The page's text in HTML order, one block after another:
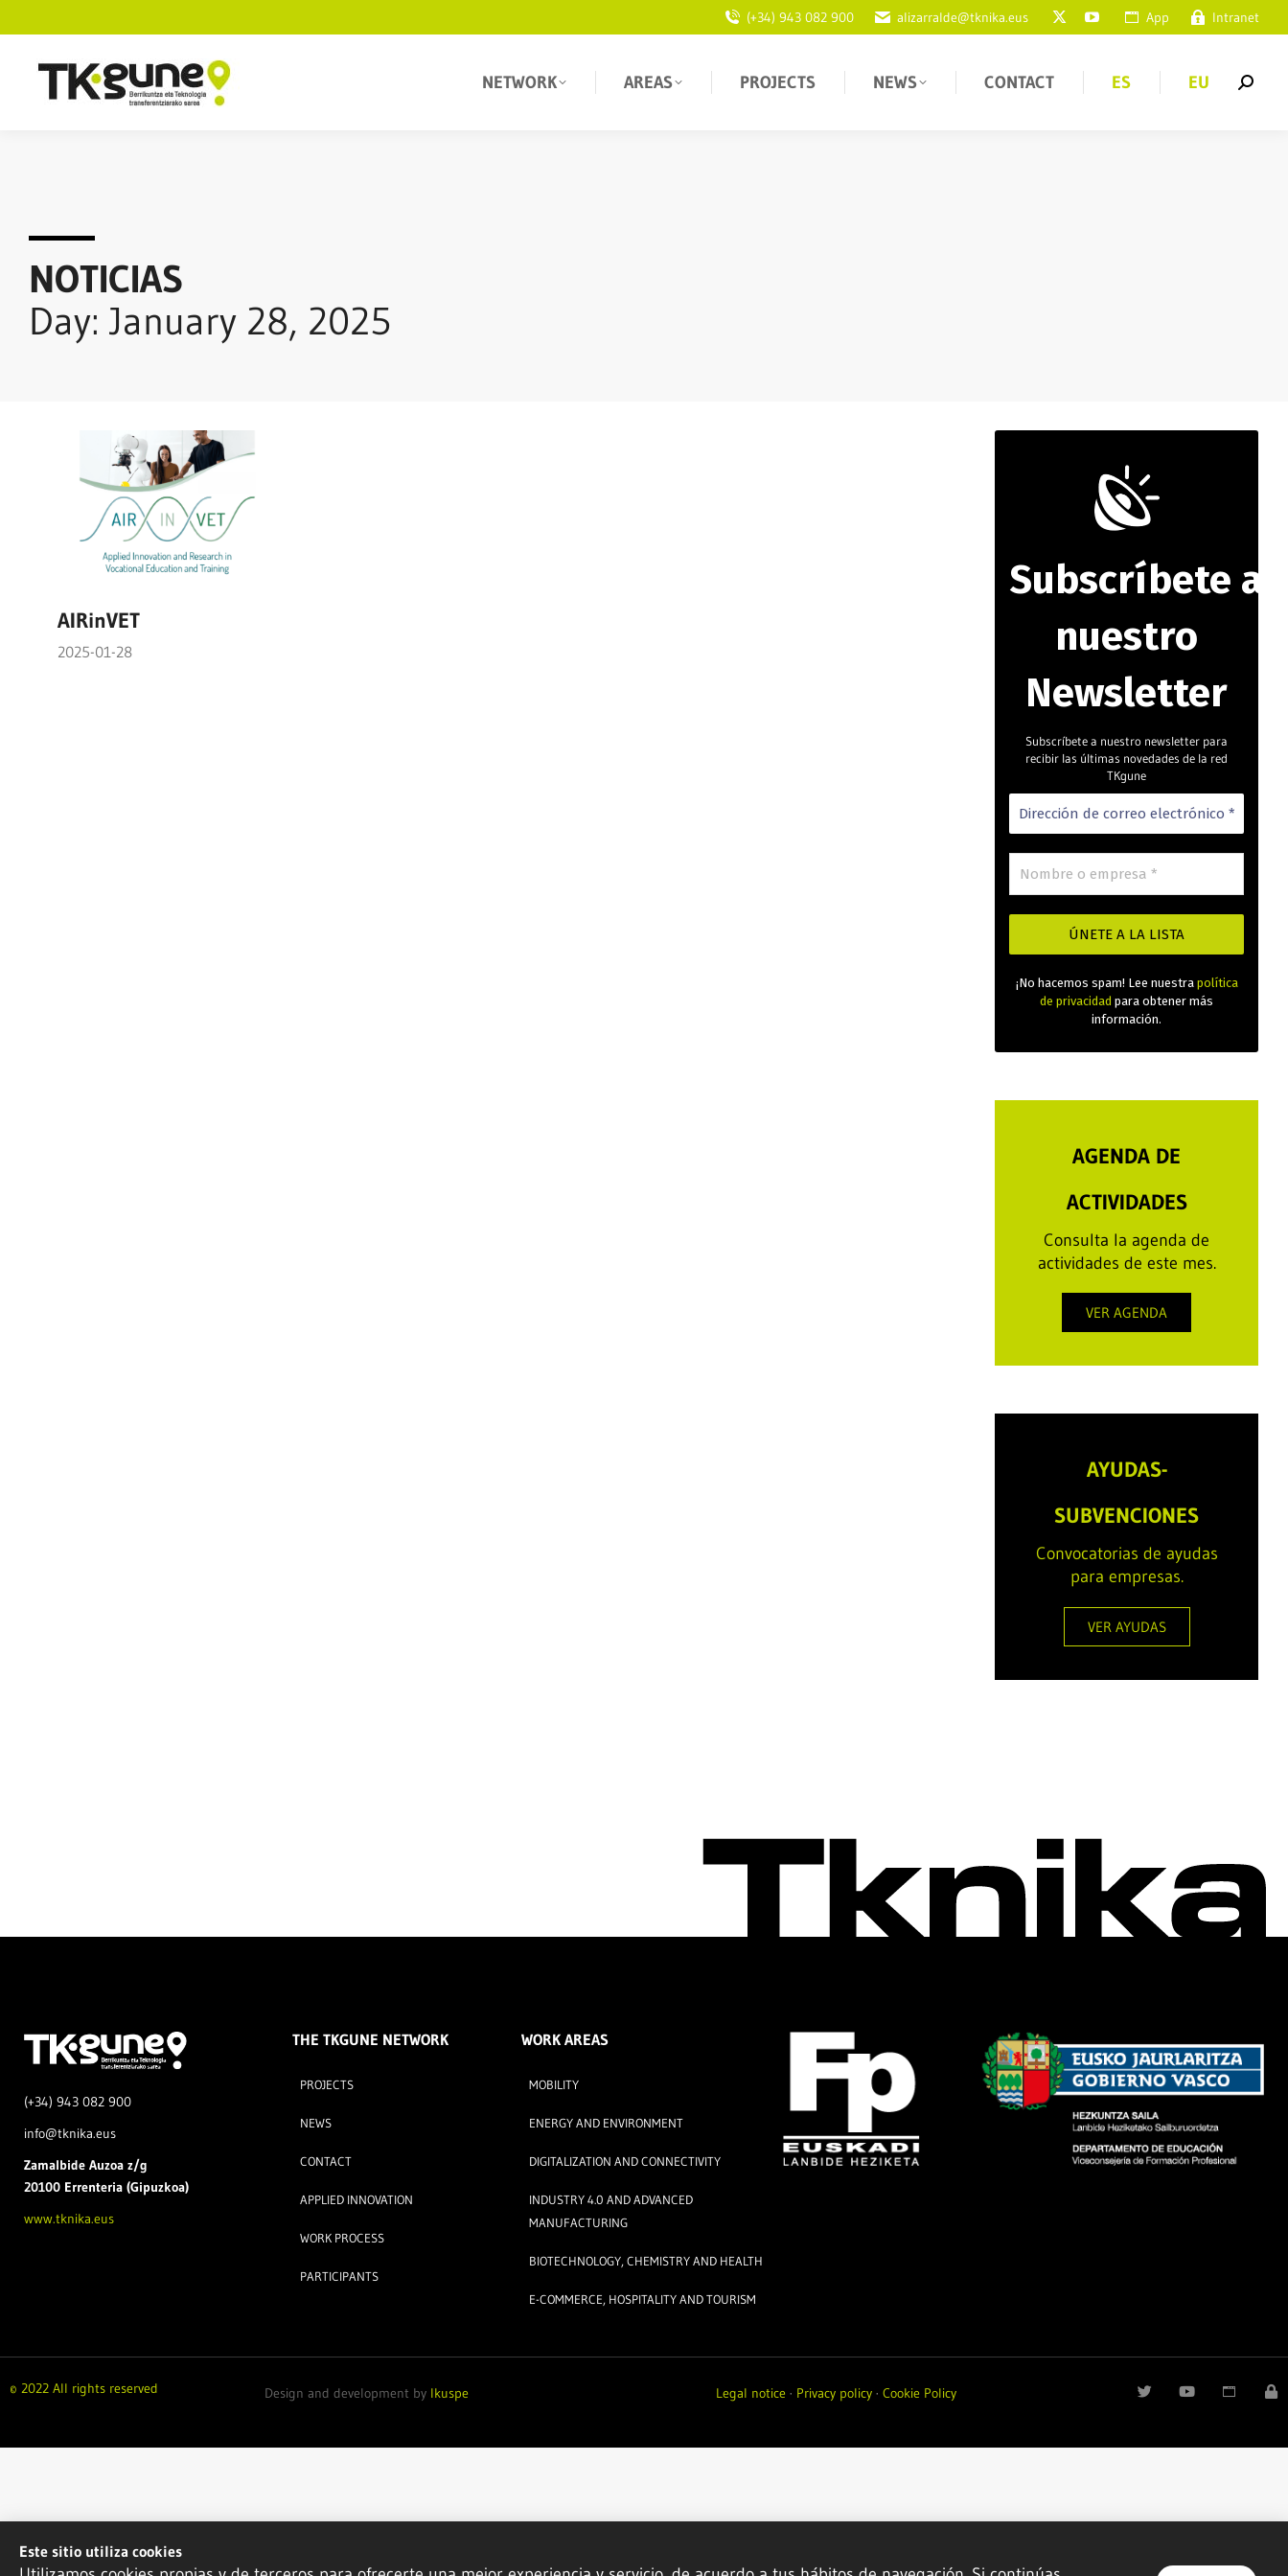
(+34) 943 082 900 alizarralde@tknika.eus App Intranet
NETWORK AREAS PROJECTS NEWS CONTACT ES EU
NOTICIAS
Day: January 28, 2025
AIRinVET
2025-01-28
Subscríbete a
nuestro
Newsletter
Subscríbete a nuestro newsletter para
recibir las últimas novedades de la red
TKgune
¡No hacemos spam! Lee nuestra política
de privacidad para obtener más
información.
AGENDA DE
ACTIVIDADES
Consulta la agenda de
actividades de este mes.
VER AGENDA
AYUDAS-
SUBVENCIONES
Convocatorias de ayudas
para empresas.
VER AYUDAS
(+34) 943 082 900
info@tknika.eus
Zamalbide Auzoa z/g
20100 Errenteria (Gipuzkoa)
www.tknika.eus
THE TKGUNE NETWORK
PROJECTS
NEWS
CONTACT
APPLIED INNOVATION
WORK PROCESS
PARTICIPANTS
WORK AREAS
MOBILITY
ENERGY AND ENVIRONMENT
DIGITALIZATION AND CONNECTIVITY
INDUSTRY 4.0 AND ADVANCED
MANUFACTURING
BIOTECHNOLOGY, CHEMISTRY AND HEALTH
E-COMMERCE, HOSPITALITY AND TOURISM
© 2022 All rights reserved Design and development by Ikuspe Legal notice · Privacy policy· Cookie Policy
Este sitio utiliza cookies